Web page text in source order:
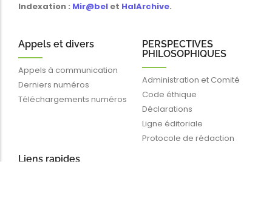
Indexation : Mir@bel et HalArchive.
Appels et divers
Appels à communication
Derniers numéros
Téléchargements numéros
PERSPECTIVES
PHILOSOPHIQUES
Administration et Comité
Code éthique
Déclarations
Ligne éditoriale
Protocole de rédaction
Liens rapides